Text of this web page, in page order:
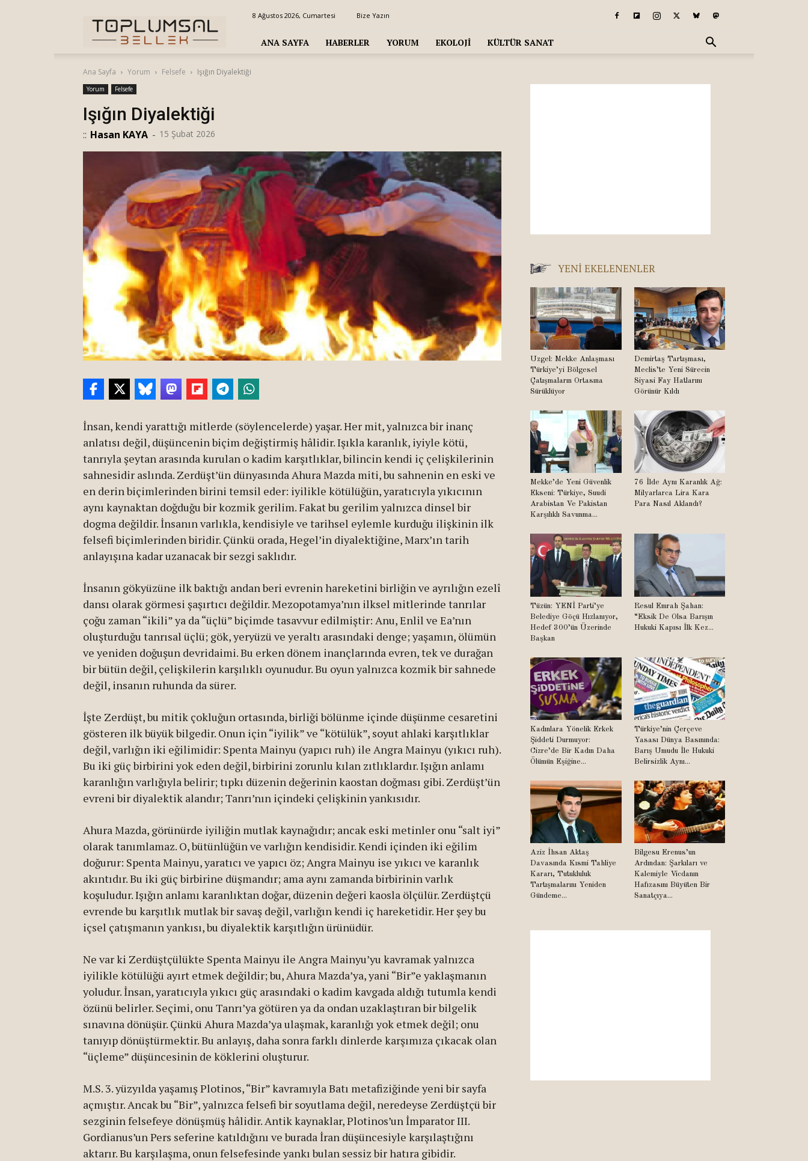
Bellek
8 Ağustos 2026, Cumartesi Bize Yazın
ANA SAYFA HABERLER YORUM EKOLOJI KÜLTÜR SANAT
Ana Sayfa Yorum Felsefe Işığın Diyalektiği
Yorum Felsefe
Işığın Diyalektiği
:: Hasan KAYA - 15 Şubat 2026
İnsan, kendi yarattığı mitlerde (söylencelerde) yaşar. Her mit, yalnızca bir inanç
anlatısı değil, düşüncenin biçim değiştirmiş hâlidir. Işıkla karanlık, iyiyle kötü,
tanrıyla şeytan arasında kurulan o kadim karşıtlıklar, bilincin kendi iç çelişkilerinin
sahnesidir aslında. Zerdüşt’ün dünyasında Ahura Mazda miti, bu sahnenin en eski ve
en derin biçimlerinden birini temsil eder: iyilikle kötülüğün, yaratıcıyla yıkıcının
aynı kaynaktan doğduğu bir kozmik gerilim. Fakat bu gerilim yalnızca dinsel bir
dogma değildir. İnsanın varlıkla, kendisiyle ve tarihsel eylemle kurduğu ilişkinin ilk
felsefi biçimlerinden biridir. Çünkü orada, Hegel’in diyalektiğine, Marx’ın tarih
anlayışına kadar uzanacak bir sezgi saklıdır.
İnsanın gökyüzüne ilk baktığı andan beri evrenin hareketini birliğin ve ayrılığın ezelî
dansı olarak görmesi şaşırtıcı değildir. Mezopotamya’nın ilksel mitlerinde tanrılar
çoğu zaman “ikili” ya da “üçlü” biçimde tasavvur edilmiştir: Anu, Enlil ve Ea’nın
oluşturduğu tanrısal üçlü; gök, yeryüzü ve yeraltı arasındaki denge; yaşamın, ölümün
ve yeniden doğuşun devridaimi. Bu erken dönem inançlarında evren, tek ve durağan
bir bütün değil, çelişkilerin karşılıklı oyunudur. Bu oyun yalnızca kozmik bir sahnede
değil, insanın ruhunda da sürer.
İşte Zerdüşt, bu mitik çokluğun ortasında, birliği bölünme içinde düşünme cesaretini
gösteren ilk büyük bilgedir. Onun için “iyilik” ve “kötülük”, soyut ahlaki karşıtlıklar
değil, varlığın iki eğilimidir: Spenta Mainyu (yapıcı ruh) ile Angra Mainyu (yıkıcı ruh).
Bu iki güç birbirini yok eden değil, birbirini zorunlu kılan zıtlıklardır. Işığın anlamı
karanlığın varlığıyla belirir; tıpkı düzenin değerinin kaostan doğması gibi. Zerdüşt’ün
evreni bir diyalektik alandır; Tanrı’nın içindeki çelişkinin yankısıdır.
Ahura Mazda, görünürde iyiliğin mutlak kaynağıdır; ancak eski metinler onu “salt iyi”
olarak tanımlamaz. O, bütünlüğün ve varlığın kendisidir. Kendi içinden iki eğilim
doğurur: Spenta Mainyu, yaratıcı ve yapıcı öz; Angra Mainyu ise yıkıcı ve karanlık
akıntıdır. Bu iki güç birbirine düşmandır; ama aynı zamanda birbirinin varlık
koşuludur. Işığın anlamı karanlıktan doğar, düzenin değeri kaosla ölçülür. Zerdüştçü
evrende bu karşıtlık mutlak bir savaş değil, varlığın kendi iç hareketidir. Her şey bu
içsel çatışmanın yankısı, bu diyalektik karşıtlığın ürünüdür.
Ne var ki Zerdüştçülükte Spenta Mainyu ile Angra Mainyu’yu kavramak yalnızca
iyilikle kötülüğü ayırt etmek değildir; bu, Ahura Mazda’ya, yani “Bir”e yaklaşmanın
yoludur. İnsan, yaratıcıyla yıkıcı güç arasındaki o kadim kavgada aldığı tutumla kendi
özünü belirler. Seçimi, onu Tanrı’ya götüren ya da ondan uzaklaştıran bir bilgelik
sınavına dönüşür. Çünkü Ahura Mazda’ya ulaşmak, karanlığı yok etmek değil; onu
tanıyıp dönüştürmektir. Bu anlayış, daha sonra farklı dinlerde karşımıza çıkacak olan
“üçleme” düşüncesinin de köklerini oluşturur.
M.S. 3. yüzyılda yaşamış Plotinos, “Bir” kavramıyla Batı metafiziğinde yeni bir sayfa
açmıştır. Ancak bu “Bir”, yalnızca felsefi bir soyutlama değil, neredeyse Zerdüştçü bir
sezginin felsefeye dönüşmüş hâlidir. Antik kaynaklar, Plotinos’un İmparator III.
Gordianus’un Pers seferine katıldığını ve burada İran düşüncesiyle karşılaştığını
aktarır. Bu karşılaşma, onun felsefesinde yankı bulan sessiz bir hatıra gibidir.
YENI EKELENENLER
Uzgel: Mekke Anlaşması
Türkiye’yi Bölgesel
Çatışmaların Ortasına
Sürüklüyor
Demirtaş Tartışması,
Meclis’te Yeni Sürecin
Siyasi Fay Hatlarını
Görünür Kıldı
Mekke’de Yeni Güvenlik
Ekseni: Türkiye, Suudi
Arabistan Ve Pakistan
Karşılıklı Savunma...
76 İlde Aynı Karanlık Ağ:
Milyarlarca Lira Kara
Para Nasıl Aklandı?
Tüzün: YENİ Parti’ye
Belediye Göçü Hızlanıyor,
Hedef 300’ün Üzerinde
Başkan
Resul Emrah Şahan:
“Eksik De Olsa Barışın
Hukuki Kapısı İlk Kez...
Kadınlara Yönelik Erkek
Şiddeti Durmuyor:
Cizre’de Bir Kadın Daha
Ölümün Eşiğine...
Türkiye’nin Çerçeve
Yasası Dünya Basınında:
Barış Umudu İle Hukuki
Belirsizlik Aynı...
Aziz İhsan Aktaş
Davasında Kısmi Tahliye
Kararı, Tutukluluk
Tartışmalarını Yeniden
Gündeme...
Bilgesu Erenus’un
Ardından: Şarkıları ve
Kalemiyle Vicdanın
Hafızasını Büyüten Bir
Sanatçıya...